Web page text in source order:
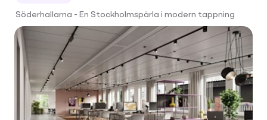
Söderhallarna - En Stockholmspärla i modern tappning